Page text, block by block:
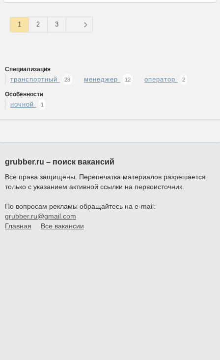
1 2 3
Специализация
транспортный 28 менеджер 12 оператор 2
Особенности
ночной 1
grubber.ru – поиск вакансий
Все права защищены. Перепечатка материалов разрешается
только с указанием активной ссылки на первоисточник.
По вопросам рекламы обращайтесь на e-mail:
grubber.ru@gmail.com
Главная
Все вакансии